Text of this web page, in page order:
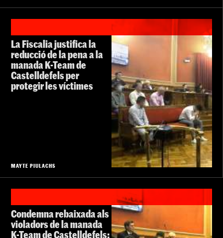
La Fiscalia justifica la
reducció de la pena a la
manada K-Team de
Castelldefels per
protegir les víctimes
MAYTE PIULACHS
Condemna rebaixada als
violadors de la manada
K-Team de Castelldefels: